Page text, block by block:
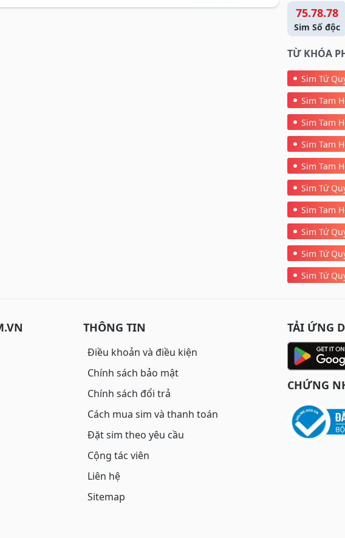
75.78.78
Sim Số độc
TỪ KHÓA
Sim Tứ
Sim Tam
Sim Tam
Sim Tam
Sim Tam
Sim Tứ
Sim Tam
Sim Tứ
Sim Tứ
Sim Tứ
THÔNG TIN
Điều khoản và điều kiện
Chính sách bảo mật
Chính sách đổi trả
Cách mua sim và thanh toán
Đặt sim theo yêu cầu
Cộng tác viên
Liên hệ
Sitemap
TẢI ỨNG
CHỨNG